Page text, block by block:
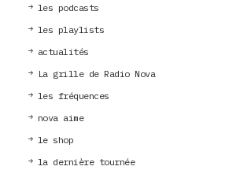
les podcasts
les playlists
actualités
La grille de Radio Nova
les fréquences
nova aime
le shop
la dernière tournée